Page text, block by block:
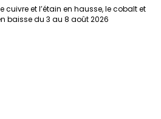
cuivre et l’étain en hausse, le cobalt et
baisse du 3 au 8 août 2026